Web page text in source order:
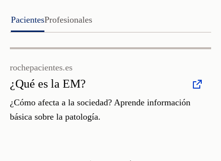
PacientesProfesionales
¿Qué es la EM?
rochepacientes.es
¿Cómo afecta a la sociedad? Aprende información
básica sobre la patología.